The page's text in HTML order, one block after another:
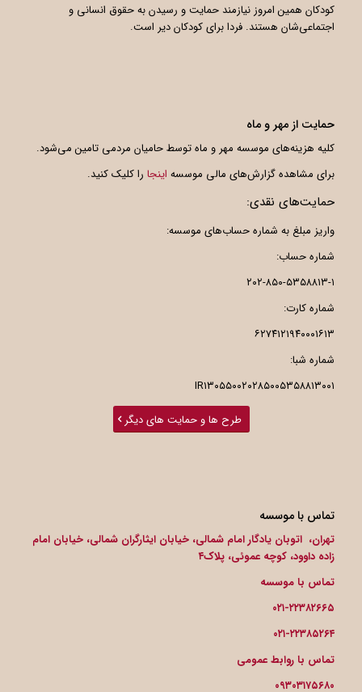
کودکان همین امروز نیازمند حمایت و رسیدن به حقوق انسانی و
اجتماعی‌شان هستند. فردا برای کودکان دیر است.
حمایت از مهر و ماه
کلیه هزینه‌های موسسه مهر و ماه توسط حامیان مردمی تامین می‌شود.
برای مشاهده گزارش‌های مالی موسسه اینجارا کلیک کنید.
حمایت‌های نقدی:
واریز مبلغ به شماره حساب‌های موسسه:
شماره حساب:
۲۰۲-۸۵۰-۵۳۵۸۸۱۳-۱
شماره کارت:
۶۲۷۴۱۲۱۹۴۰۰۰۱۶۱۳
شماره شبا:
IR۱۳۰۵۵۰۰۲۰۲۸۵۰۰۵۳۵۸۸۱۳۰۰۱
طرح ها و حمایت های دیگر
تماس با موسسه
تهران، اتوبان یادگار امام شمالی، خیابان ایثارگران شمالی، خیابان امام
زاده داوود، کوچه عموئی، پلاک۴
تماس با موسسه
۰۲۱-۲۲۳۸۲۶۶۵
۰۲۱-۲۲۳۸۵۲۶۴
تماس با روابط عمومی
۰۹۳۰۳۱۷۵۶۸۰